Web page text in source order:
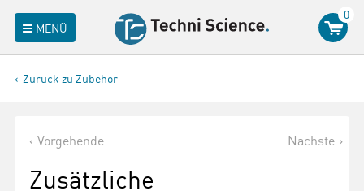
MENÜ
0
Zurück zu Zubehör
Vorgehende Nächste
Zusätzliche